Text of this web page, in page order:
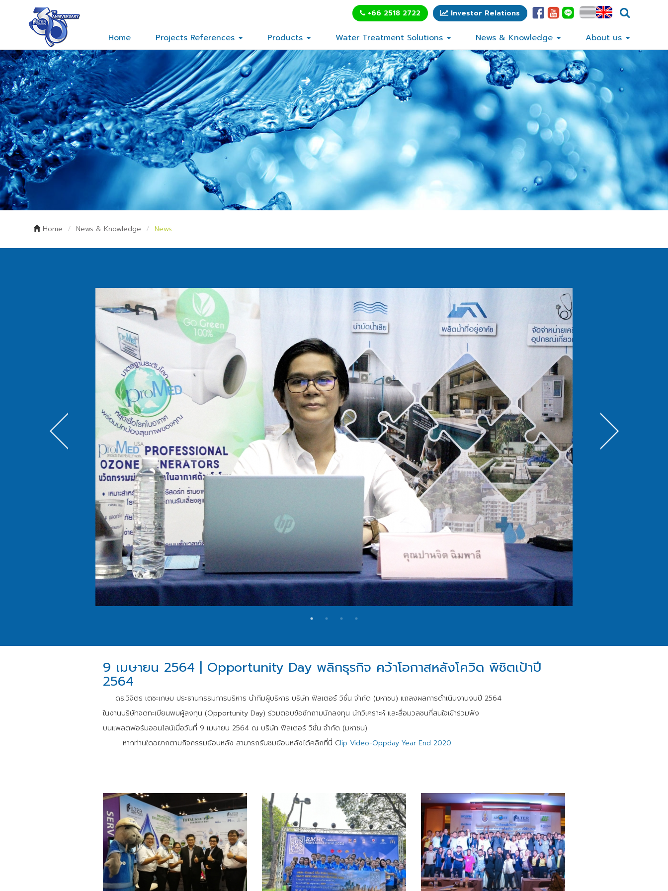
+66 2518 2722 Investor Relations
Home Projects References Products Water Treatment Solutions News & Knowledge About us
Home News & Knowledge News
9 เมษายน 2564 | Opportunity Day พลิกธุรกิจ คว้าโอกาสหลังโควิด พิชิตเป้าปี
2564
ดร.วิจิตร เตชะเกษม ประธานกรรมการบริหาร นำทีมผู้บริหาร บริษัท ฟิลเตอร์ วิชั่น จำกัด (มหาชน) แถลงผลการดำเนินงานงบปี 2564
ในงานบริษัทจดทะเบียนพบผู้ลงทุน (Opportunity Day) ร่วมตอบข้อซักถามนักลงทุน นักวิเคราะห์ และสื่อมวลชนที่สนใจเข้าร่วมฟัง
บนแพลตฟอร์มออนไลน์เมื่อวันที่ 9 เมษายน 2564 ณ บริษัท ฟิลเตอร์ วิชั่น จำกัด (มหาชน)
หากท่านใดอยากตามกิจกรรมย้อนหลัง สามารถรับชมย้อนหลังได้คลิกที่นี่ Clip Video-Oppday Year End 2020